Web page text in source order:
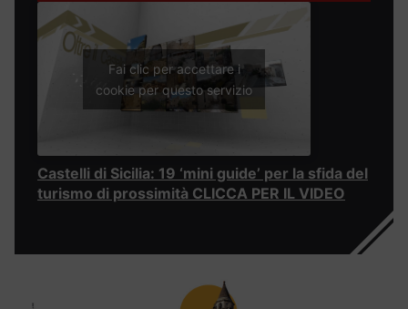
Fai clic per accettare i
cookie per questo servizio
Castelli di Sicilia: 19 ‘mini guide’ per la sfida del
turismo di prossimità CLICCA PER IL VIDEO